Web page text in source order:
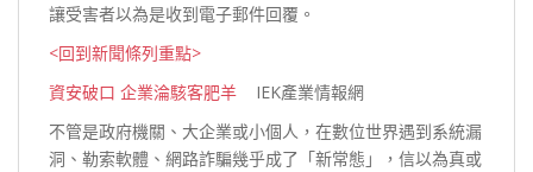
讓受害者以為是收到電子郵件回覆。
<回到新聞條列重點>
資安破口 企業淪駭客肥羊 IEK產業情報網
不管是政府機關、大企業或小個人，在數位世界遇到系統漏
洞、勒索軟體、網路詐騙幾乎成了「新常態」，信以為真或